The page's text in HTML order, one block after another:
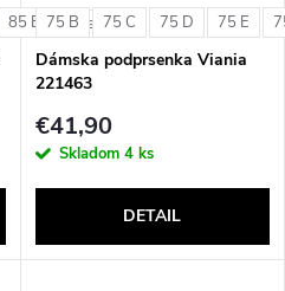
85 B + ďalšie
75 B 75 C 75 D 75 E
Dámska podprsenka Viania
221463
€41,90
Skladom 4 ks
DETAIL